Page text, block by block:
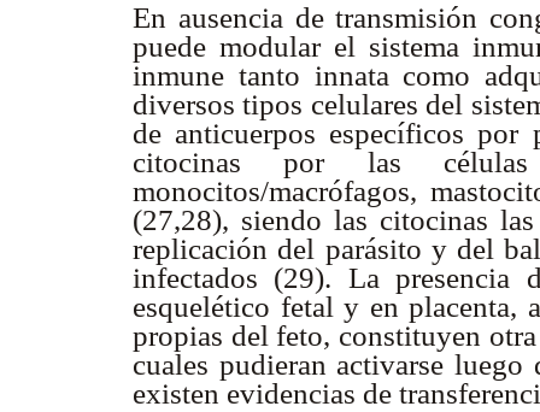
En ausencia de transmisión
puede modular el sistema
inmune tanto innata como
diversos tipos celulares del
de anticuerpos específicos
citocinas por las
monocitos/macrófagos,
(27,28), siendo las citocinas
replicación del parásito y del
infectados (29). La
esquelético fetal y en placenta,
propias del feto, constituyen
cuales pudieran activarse
existen evidencias de